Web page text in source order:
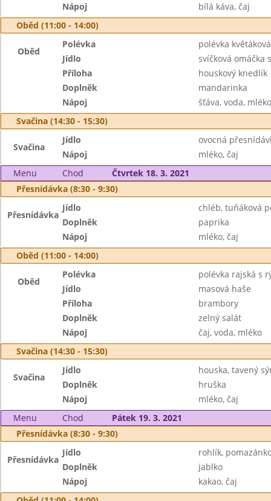
Nápoj
bílá káva, čaj
Oběd (11:00 - 14:00)
Oběd
Polévka
polévka květáková
Jídlo
svíčková omáčka
Příloha
houskový knedlík
Doplněk
mandarinka
Nápoj
šťáva, voda, mléko
Svačina (14:30 - 15:30)
Svačina
Jídlo
ovocná
Nápoj
mléko, čaj
Menu
Chod
Čtvrtek 18. 3. 2021
Přesnídávka (8:30 - 9:30)
Přesnídávka
Jídlo
chléb, tuňáková
Doplněk
paprika
Nápoj
mléko, čaj
Oběd (11:00 - 14:00)
Oběd
Polévka
polévka rajská s
Jídlo
masová haše
Příloha
brambory
Doplněk
zelný salát
Nápoj
čaj, voda, mléko
Svačina (14:30 - 15:30)
Svačina
Jídlo
houska, tavený
Doplněk
hruška
Nápoj
mléko, čaj
Menu
Chod
Pátek 19. 3. 2021
Přesnídávka (8:30 - 9:30)
Přesnídávka
Jídlo
rohlík,
Doplněk
jablko
Nápoj
kakao, čaj